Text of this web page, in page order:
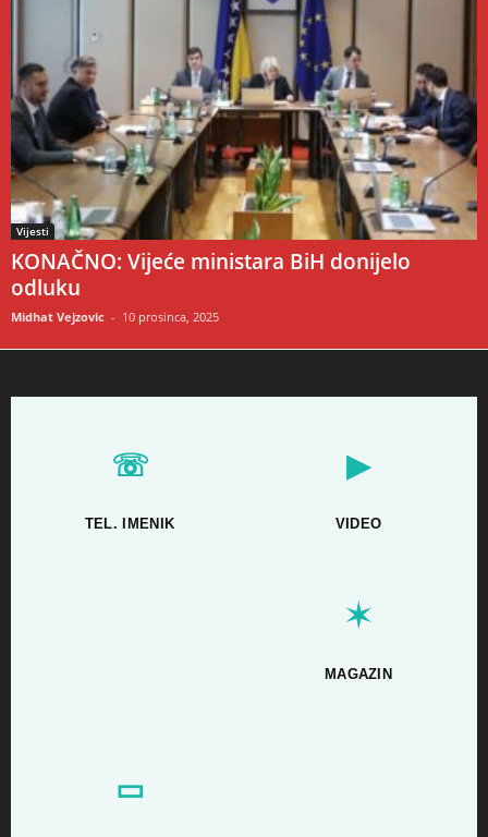
Vijesti
KONAČNO: Vijeće ministara BiH donijelo
odluku
Midhat Vejzovic - 10 prosinca, 2025
☏
TEL. IMENIK
▶
VIDEO
✶
MAGAZIN
▭